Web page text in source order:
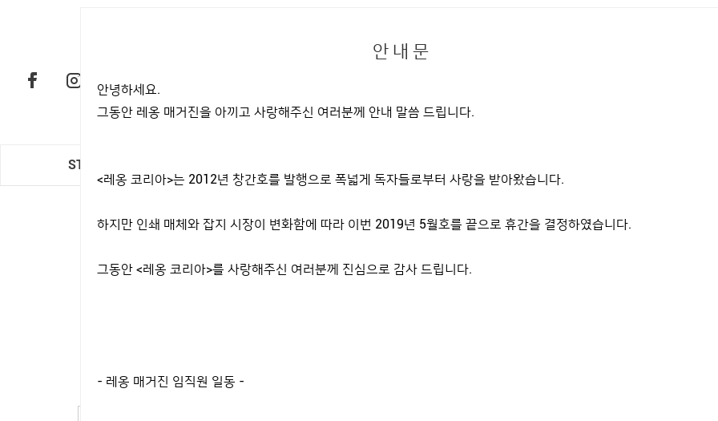
안 내 문
안녕하세요.
그동안 레옹 매거진을 아끼고 사랑해주신 여러분께 안내 말씀 드립니다.
<레옹 코리아>는 2012년 창간호를 발행으로 폭넓게 독자들로부터 사랑을 받아왔습니다.
하지만 인쇄 매체와 잡지 시장이 변화함에 따라 이번 2019년 5월호를 끝으로 휴간을 결정하였습니다.
그동안 <레옹 코리아>를 사랑해주신 여러분께 진심으로 감사 드립니다.
- 레옹 매거진 임직원 일동 -
STYLE
남주혁과 지수, 두 남자의 브로맨
하와이의 뜨거운 태양만큼이나 눈부신 시간을 보내고 있는 두 남자. 몇 년 전 함께 출연한 드라